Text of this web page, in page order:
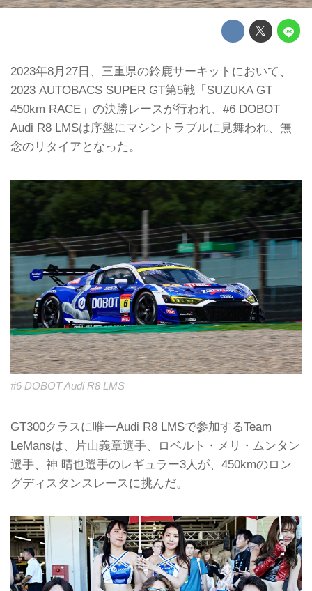
2023年8月27日、三重県の鈴鹿サーキットにおいて、
2023 AUTOBACS SUPER GT第5戦「SUZUKA GT
450km RACE」の決勝レースが行われ、#6 DOBOT
Audi R8 LMSは序盤にマシントラブルに見舞われ、無
念のリタイアとなった。
#6 DOBOT Audi R8 LMS
GT300クラスに唯一Audi R8 LMSで参加するTeam
LeMansは、片山義章選手、ロベルト・メリ・ムンタン
選手、神 晴也選手のレギュラー3人が、450kmのロン
グディスタンスレースに挑んだ。